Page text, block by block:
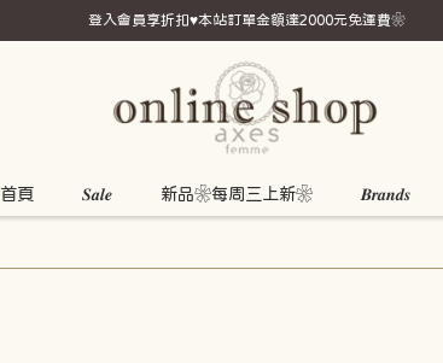
登入會員享折扣♥本站訂單金額達2000元免運費❀
首頁 𝑺𝒂𝒍𝒆 新品❀每周三上新❀ 𝑩𝒓𝒂𝒏𝒅𝒔